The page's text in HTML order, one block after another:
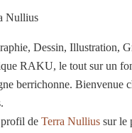
Dessin, Illustration,
RAKU, le tout sur un
berrichonne. Bienvenue
de Terra Nullius sur le